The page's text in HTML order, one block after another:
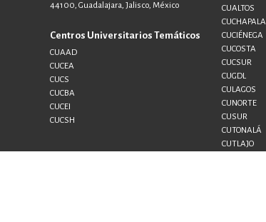
44100, Guadalajara, Jalisco, México
Centros Universitarios Temáticos
CUAAD
CUCEA
CUCS
CUCBA
CUCEI
CUCSH
CUALTOS
CUCHAPALA
CUCIÉNEGA
CUCOSTA
CUCSUR
CUGDL
CULAGOS
CUNORTE
CUSUR
CUTONALÁ
CUTLAJO